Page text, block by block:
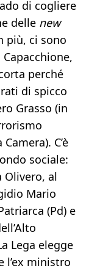
di cogliere
delle new
più, ci sono
perché
di spicco
Grasso (in
C’è
sociale:
Olivero, al
Mario
(Pd) e
Lega elegge
l’ex ministro